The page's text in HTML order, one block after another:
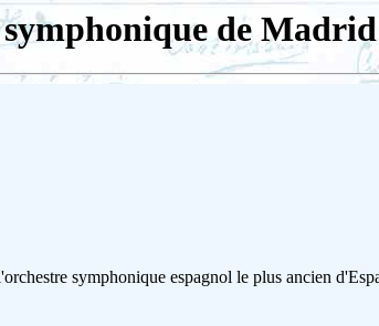
de Madrid
symphonique espagnol le plus ancien